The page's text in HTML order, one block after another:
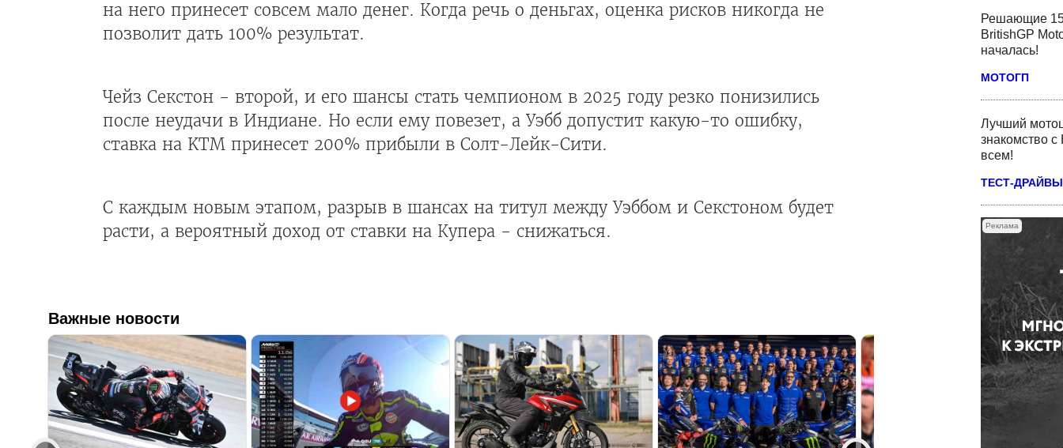
Решающие 15
BritishGP
началась!
МОТОГП
Лучший
знакомство
всем!
ТЕСТ-ДРАЙВЫ
Реклама
на него принесет совсем мало денег. Когда речь о деньгах, оценка рисков никогда не
позволит дать 100% результат.
Чейз Секстон - второй, и его шансы стать чемпионом в 2025 году резко понизились
после неудачи в Индиане. Но если ему повезет, а Уэбб допустит какую-то ошибку,
ставка на KTM принесет 200% прибыли в Солт-Лейк-Сити.
С каждым новым этапом, разрыв в шансах на титул между Уэббом и Секстоном будет
расти, а вероятный доход от ставки на Купера - снижаться.
Важные новости